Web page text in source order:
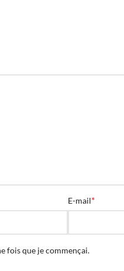
E-mail*
fois que je commençai.